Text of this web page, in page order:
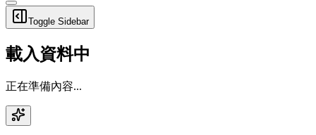
Toggle Sidebar
載入資料中
正在準備內容...